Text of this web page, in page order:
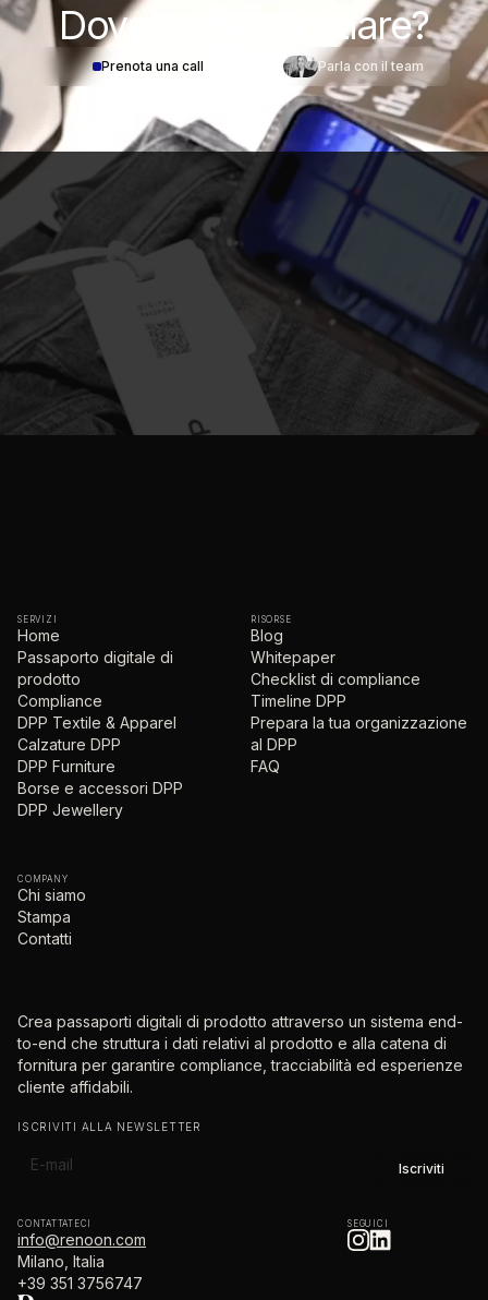
Dove vorresti iniziare?
Prenota una call Parla con il team
SERVIZI
Home
Passaporto digitale di
prodotto
Compliance
DPP Textile & Apparel
Calzature DPP
DPP Furniture
Borse e accessori DPP
DPP Jewellery
RISORSE
Blog
Whitepaper
Checklist di compliance
Timeline DPP
Prepara la tua organizzazione
al DPP
FAQ
COMPANY
Chi siamo
Stampa
Contatti
Crea passaporti digitali di prodotto attraverso un sistema end-
to-end che struttura i dati relativi al prodotto e alla catena di
fornitura per garantire compliance, tracciabilità ed esperienze
cliente affidabili.
ISCRIVITI ALLA NEWSLETTER
CONTATTATECI
info@renoon.com
Milano, Italia
+39 351 3756747
SEGUICI